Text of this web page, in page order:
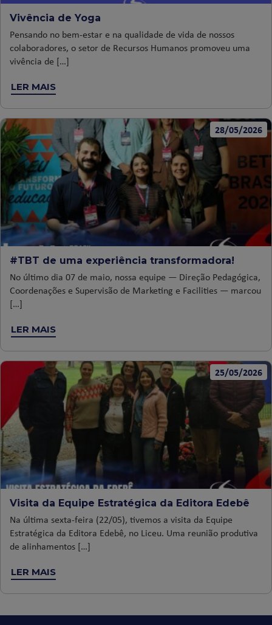
Vivência de Yoga
Pensando no bem-estar e na qualidade de vida de nossos
colaboradores, o setor de Recursos Humanos promoveu uma
vivência de […]
LER MAIS
28/05/2026
#TBT de uma experiência transformadora!
No último dia 07 de maio, nossa equipe — Direção Pedagógica,
Coordenações e Supervisão de Marketing e Facilities — marcou
[…]
LER MAIS
25/05/2026
Visita da Equipe Estratégica da Editora Edebê
Na última sexta-feira (22/05), tivemos a visita da Equipe
Estratégica da Editora Edebê, no Liceu. Uma reunião produtiva
de alinhamentos […]
LER MAIS